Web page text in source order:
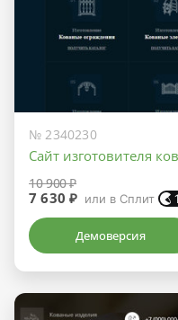
№ 2340230
Сайт изготовителя
10 900 ₽
7 630 ₽ или в Сплит
Демоверсия